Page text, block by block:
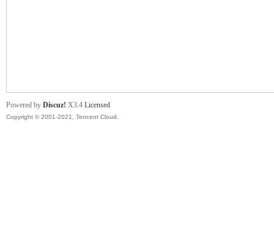
Powered by Discuz! X3.4 Licensed
Copyright © 2001-2021, Tencent Cloud.